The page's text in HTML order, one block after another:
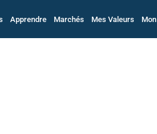
Apprendre Marchés Mes Valeurs